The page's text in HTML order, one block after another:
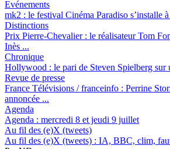
Evénements
mk2 : le festival Cinéma Paradiso s’installe
Distinctions
Prix Pierre-Chevalier : le réalisateur Tom
Inès ...
Chronique
Hollywood : le pari de Steven Spielberg sur
Revue de presse
France Télévisions / franceinfo : Perrine
annoncée ...
Agenda
Agenda : mercredi 8 et jeudi 9 juillet
Au fil des (e)X (tweets)
Au fil des (e)X (tweets) : IA, BBC, clim,